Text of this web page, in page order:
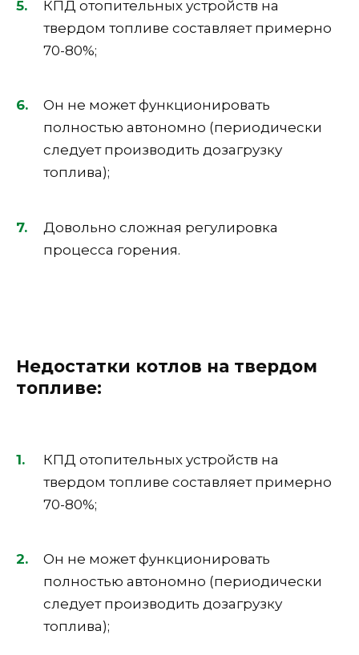
КПД отопительных устройств на
твердом топливе составляет примерно
70-80%;
Он не может функционировать
полностью автономно (периодически
следует производить дозагрузку
топлива);
Довольно сложная регулировка
процесса горения.
Недостатки котлов на твердом
топливе:
КПД отопительных устройств на
твердом топливе составляет примерно
70-80%;
Он не может функционировать
полностью автономно (периодически
следует производить дозагрузку
топлива);